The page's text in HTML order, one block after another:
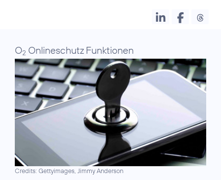
O2 Onlineschutz Funktionen
Credits: Gettyimages, Jimmy Anderson